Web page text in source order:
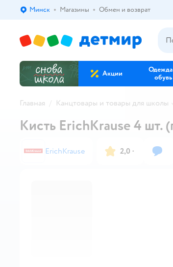
Выбор адреса доставки.
Минск Магазины Обмен и возврат
Акции
Одежда
обувь
Главная Канцтовары и товары для школы
Кисть ErichKrause 4 шт.
ErichKrause 2,0 ·